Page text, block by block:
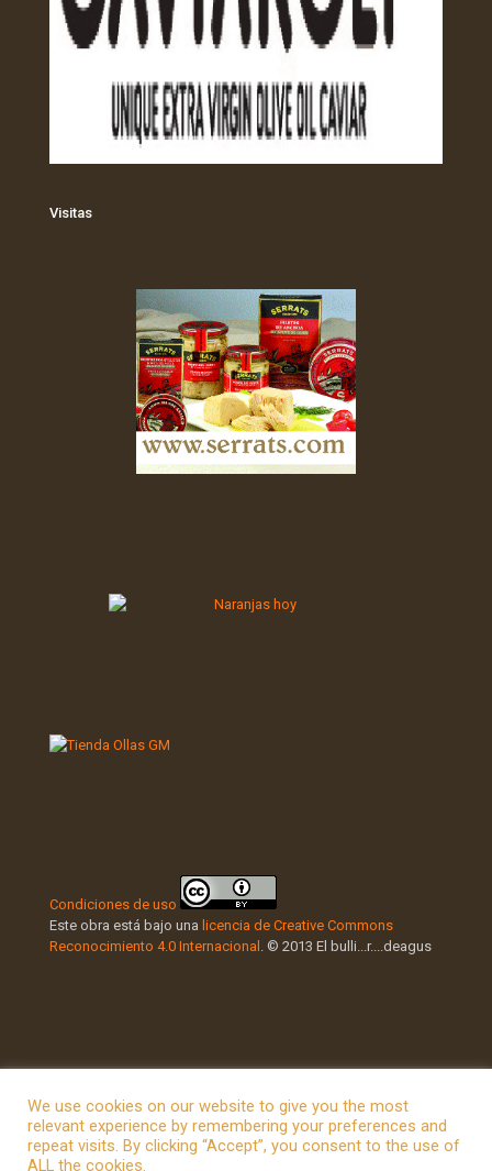
Visitas
Condiciones de uso
Este obra está bajo una licencia de Creative Commons
Reconocimiento 4.0 Internacional . © 2013 El bulli...r....deagus
© 2026 Betheme by Muffin group | All Rights Reserved |
We use cookies on our website to give you the most
relevant experience by remembering your preferences and
repeat visits. By clicking “Accept”, you consent to the use of
ALL the cookies.